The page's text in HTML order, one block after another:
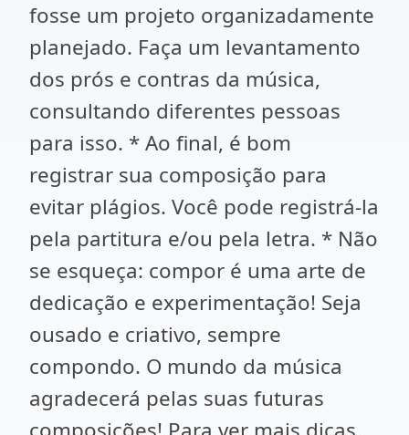
fosse um projeto organizadamente
planejado. Faça um levantamento
dos prós e contras da música,
consultando diferentes pessoas
para isso. * Ao final, é bom
registrar sua composição para
evitar plágios. Você pode registrá-la
pela partitura e/ou pela letra. * Não
se esqueça: compor é uma arte de
dedicação e experimentação! Seja
ousado e criativo, sempre
compondo. O mundo da música
agradecerá pelas suas futuras